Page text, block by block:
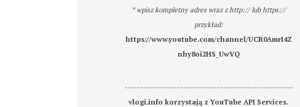
* wpisz kompletny adres wraz z http:// lub https://
przykład:
https://www.youtube.com/channel/UCR0AmrI4Z
nhy8oi2HS_UwVQ
-------------------------------------------------------
vlogi.info korzystają z YouTube API Services.